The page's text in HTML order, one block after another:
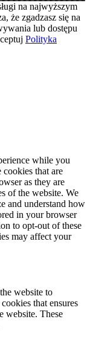
na najwyższym
że zgadzasz się na
lub dostępu
Polityka
while you
that are
as they are
of the website. We
and understand how
in your browser
to opt-out of these
may affect your
website to
that ensures
website. These